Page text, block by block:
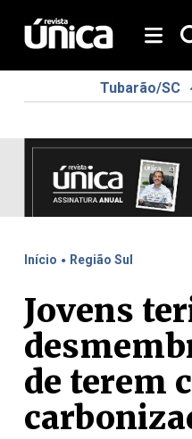
Tubarão/SC
Início . Região Sul
Jovens
de terem